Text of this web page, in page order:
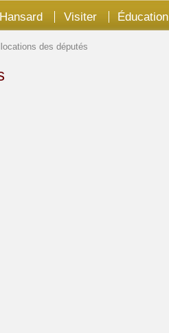
Hansard Visiter Éducation
des députés